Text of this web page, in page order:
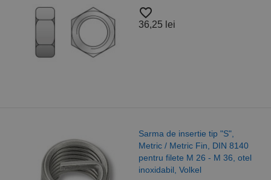
favorite_border
36,25 lei
Sarma de insertie tip "S",
Metric / Metric Fin, DIN 8140
pentru filete M 26 - M 36, otel
inoxidabil, Volkel